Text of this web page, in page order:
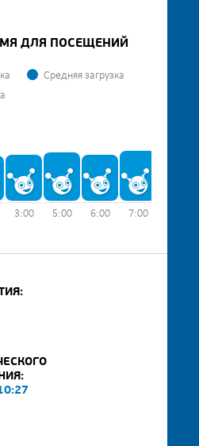
ДЛЯ ПОСЕЩЕНИЙ
Средняя загрузка
3:00 5:00 6:00 7:00